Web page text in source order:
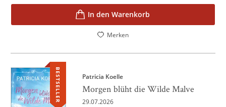
In den Warenkorb
Merken
BESTSELLER Patricia Koelle
Morgen blüht die Wilde Malve
29.07.2026